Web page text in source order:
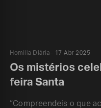
Homilia Diária 17 Abr 2025
Os mistérios
feira Santa
“Compreendeis o que